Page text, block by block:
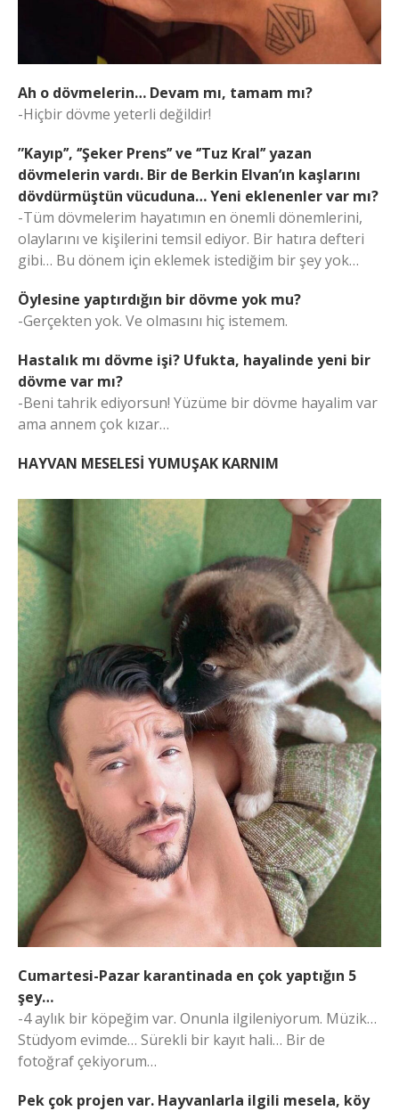
Ah o dövmelerin… Devam mı, tamam mı?
-Hiçbir dövme yeterli değildir!
”Kayıp’’, ‘’Şeker Prens’’ ve ‘’Tuz Kral’’ yazan
dövmelerin vardı. Bir de Berkin Elvan’ın kaşlarını
dövdürmüştün vücuduna… Yeni eklenenler var mı?
-Tüm dövmelerim hayatımın en önemli dönemlerini,
olaylarını ve kişilerini temsil ediyor. Bir hatıra defteri
gibi… Bu dönem için eklemek istediğim bir şey yok…
Öylesine yaptırdığın bir dövme yok mu?
-Gerçekten yok. Ve olmasını hiç istemem.
Hastalık mı dövme işi? Ufukta, hayalinde yeni bir
dövme var mı?
-Beni tahrik ediyorsun! Yüzüme bir dövme hayalim var
ama annem çok kızar…
HAYVAN MESELESİ YUMUŞAK KARNIM
Cumartesi-Pazar karantinada en çok yaptığın 5
şey…
-4 aylık bir köpeğim var. Onunla ilgileniyorum. Müzik…
Stüdyom evimde… Sürekli bir kayıt hali… Bir de
fotoğraf çekiyorum…
Pek çok projen var. Hayvanlarla ilgili mesela, köy